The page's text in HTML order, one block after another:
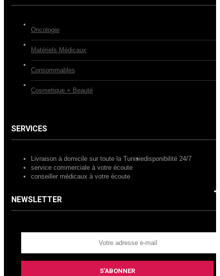
Oncologie
Matériels Médicaux
Consommables
Cosmetique + Beauté
SERVICES
Livraison à domicile sur toute la Tunisiedisponibilité 24/7
service commerciale à votre écoute
conseiller médicaux à votre écoute
NEWSLETTER
S’ABONNER